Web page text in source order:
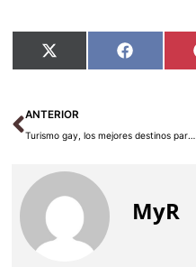
Compartir
en
X
(Twitter)
Compartir
en
Facebook
Ant
ANTERIOR
Turismo gay, los mejores destinos para un viaje inolvidable
MyR